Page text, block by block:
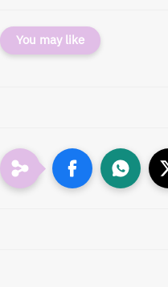
You may like